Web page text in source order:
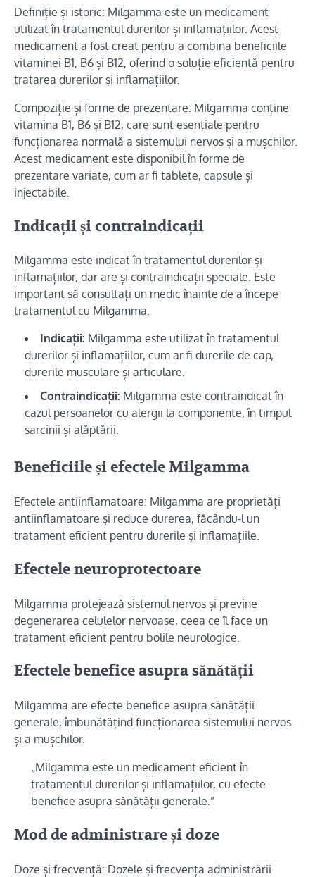
Definiție și istoric: Milgamma este un medicament
utilizat în tratamentul durerilor și inflamațiilor. Acest
medicament a fost creat pentru a combina beneficiile
vitaminei B1, B6 și B12, oferind o soluție eficientă pentru
tratarea durerilor și inflamațiilor.
Compoziție și forme de prezentare: Milgamma conține
vitamina B1, B6 și B12, care sunt esențiale pentru
funcționarea normală a sistemului nervos și a mușchilor.
Acest medicament este disponibil în forme de
prezentare variate, cum ar fi tablete, capsule și
injectabile.
Indicații și contraindicații
Milgamma este indicat în tratamentul durerilor și
inflamațiilor, dar are și contraindicații speciale. Este
important să consultați un medic înainte de a începe
tratamentul cu Milgamma.
Indicații: Milgamma este utilizat în tratamentul
durerilor și inflamațiilor, cum ar fi durerile de cap,
durerile musculare și articulare.
Contraindicații: Milgamma este contraindicat în
cazul persoanelor cu alergii la componente, în timpul
sarcinii și alăptării.
Beneficiile și efectele Milgamma
Efectele antiinflamatoare: Milgamma are proprietăți
antiinflamatoare și reduce durerea, făcându-l un
tratament eficient pentru durerile și inflamațiile.
Efectele neuroprotectoare
Milgamma protejează sistemul nervos și previne
degenerarea celulelor nervoase, ceea ce îl face un
tratament eficient pentru bolile neurologice.
Efectele benefice asupra sănătății
Milgamma are efecte benefice asupra sănătății
generale, îmbunătățind funcționarea sistemului nervos
și a mușchilor.
„Milgamma este un medicament eficient în
tratamentul durerilor și inflamațiilor, cu efecte
benefice asupra sănătății generale.”
Mod de administrare și doze
Doze și frecvență: Dozele și frecvența administrării